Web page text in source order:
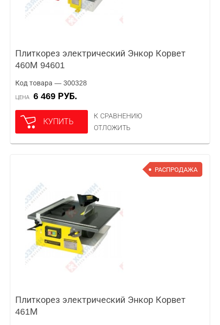
Плиткорез электрический Энкор Корвет
460М 94601
Код товара — 300328
ЦЕНА 6 469 РУБ.
КУПИТЬ
К СРАВНЕНИЮ
ОТЛОЖИТЬ
РАСПРОДАЖА
Плиткорез электрический Энкор Корвет
461М